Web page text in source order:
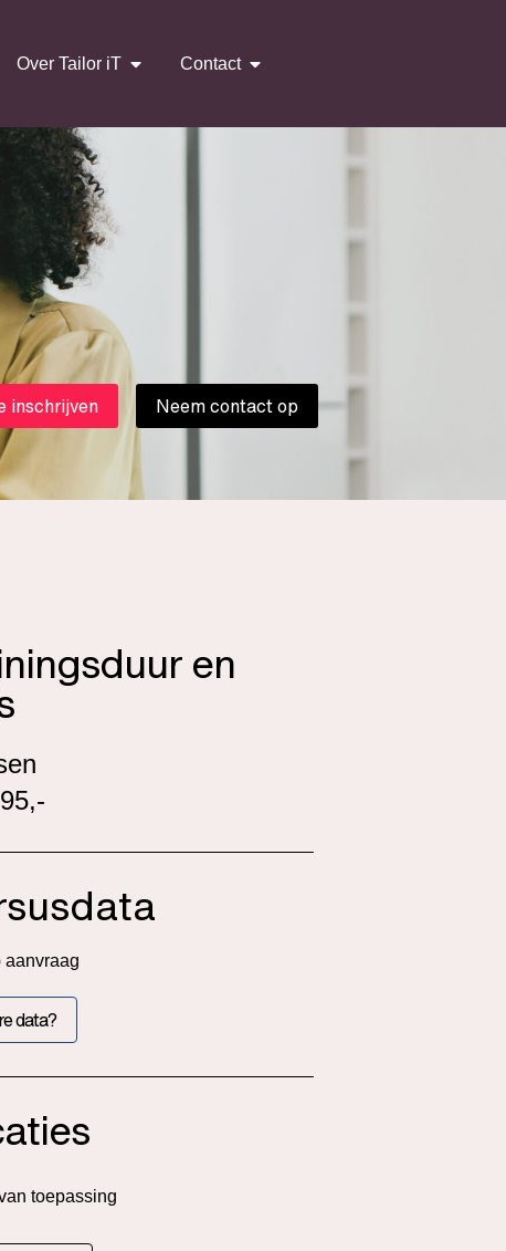
Over Tailor iT Contact
inschrijven Neem contact op
en
aanvraag
data?
toepassing